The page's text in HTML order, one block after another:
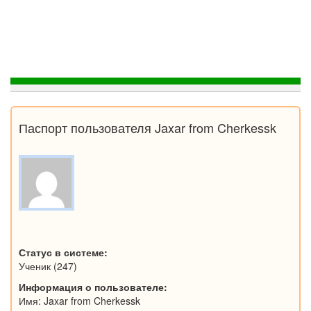
Паспорт пользователя Jaxar from Cherkessk
Статус в системе:
Ученик (247)
Информация о пользователе:
Имя: Jaxar from Cherkessk